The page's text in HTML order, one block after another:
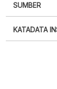
SUMBER
punya
KATADATA